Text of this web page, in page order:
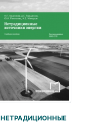
НЕТРАДИЦИОННЫЕ